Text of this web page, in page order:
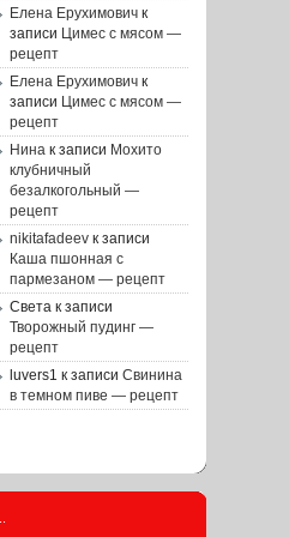
Елена Ерухимович к
записи Цимес с мясом —
рецепт
Елена Ерухимович к
записи Цимес с мясом —
рецепт
Нина к записи Мохито
клубничный
безалкогольный —
рецепт
nikitafadeev к записи
Каша пшонная с
пармезаном — рецепт
Света к записи
Творожный пудинг —
рецепт
luvers1 к записи Свинина
в темном пиве — рецепт